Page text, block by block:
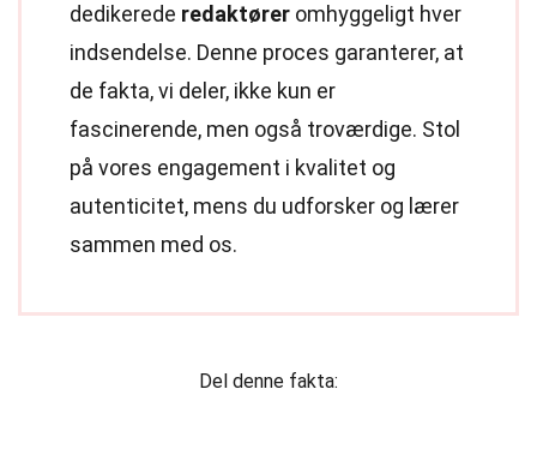
dedikerede redaktører omhyggeligt hver
indsendelse. Denne proces garanterer, at
de fakta, vi deler, ikke kun er
fascinerende, men også troværdige. Stol
på vores engagement i kvalitet og
autenticitet, mens du udforsker og lærer
sammen med os.
Del denne fakta: